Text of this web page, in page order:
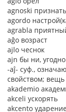
agnoski признать
agordo
agrabla
aĝo возраст
ajlo чеснок
ajn бы ни,
-aĵ- суф.,
свойством; вещь
akademio
akceli ускорять
akcento ударение